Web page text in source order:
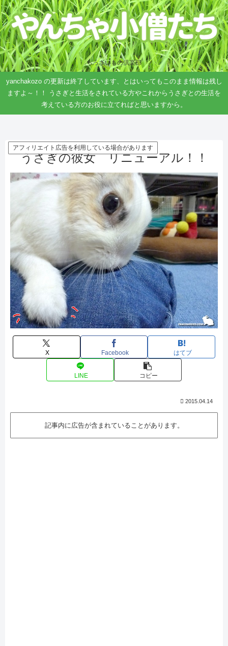
ちっさいもの倶楽部
yanchakozo の更新は終了しています、とはいってもこのまま情報は残し
ますよ～！！ うさぎと生活をされている方やこれからうさぎとの生活を
考えている方のお役に立てればと思いますから。
アフィリエイト広告を利用している場合があります
うさぎの彼女 リニューアル！！
X Facebook はてブ
LINE コピー
2015.04.14
記事内に広告が含まれていることがあります。